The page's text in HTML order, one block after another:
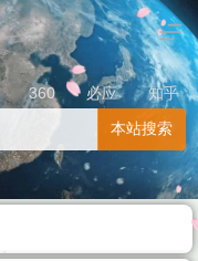
360 必应
知乎
本站搜索